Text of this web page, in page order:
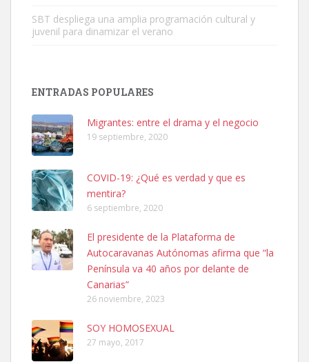
Leales.org » Gran Canaria
SHIBA PERDIDO AVDA JOSE MESA Y LOPEZ
PERRO MACHO RAZA SHIBA CON MICROCHIP PERDIDO HOY
06/07/2025 ZONA MESA Y LOPEZ. ES MUY ASUSTADIZO
Leales.org » Gran Canaria
6.7.2025
SBT despliega una amplia programación cultural y
juvenil para dinamizar el verano
ENTRADAS POPULARES
Migrantes: entre el drama y el negocio
19 septiembre, 2020
COVID-19: ¿Qué es verdad y que es
mentira?
6 septiembre, 2020
El presidente de la Plataforma de
Autocaravanas Autónomas afirma que “la
Península va 40 años por delante de
Canarias”
26 noviembre, 2023
SOY HOMOSEXUAL
27 mayo, 2017